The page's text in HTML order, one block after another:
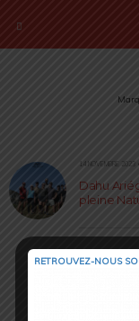
14 NOVEMBRE 2023
Dahu
pleine
RETROUVEZ-NOUS